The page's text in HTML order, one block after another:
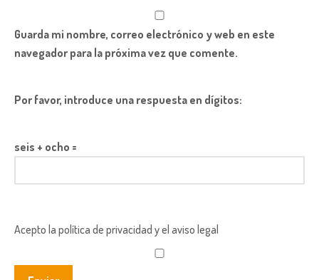
Guarda mi nombre, correo electrónico y web en este
navegador para la próxima vez que comente.
Por favor, introduce una respuesta en dígitos:
seis + ocho =
Acepto la política de privacidad y el aviso legal